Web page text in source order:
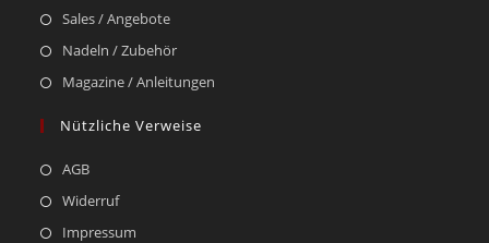
Sales / Angebote
Nadeln / Zubehör
Magazine / Anleitungen
Nützliche Verweise
AGB
Widerruf
Impressum